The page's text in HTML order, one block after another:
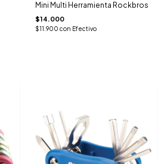
Mini Multi Herramienta Rockbros
$14.000
$11.900 con Efectivo